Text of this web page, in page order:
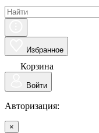
Избранное
Корзина
Войти
Авторизация:
×